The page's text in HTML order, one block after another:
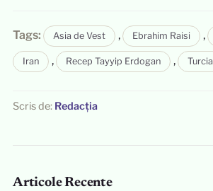
Tags: Asia de Vest , Ebrahim Raisi ,
Iran , Recep Tayyip Erdogan , Turcia
Scris de: Redacția
Articole Recente